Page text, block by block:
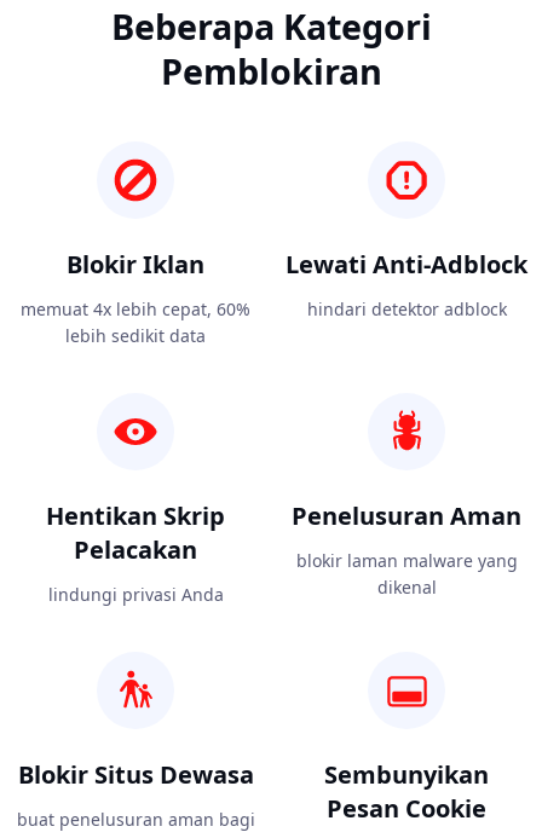
Beberapa Kategori
Pemblokiran
Blokir Iklan
memuat 4x lebih cepat, 60%
lebih sedikit data
Lewati Anti-Adblock
hindari detektor adblock
Hentikan Skrip
Pelacakan
lindungi privasi Anda
Penelusuran Aman
blokir laman malware yang
dikenal
Blokir Situs Dewasa
buat penelusuran aman bagi
Sembunyikan
Pesan Cookie